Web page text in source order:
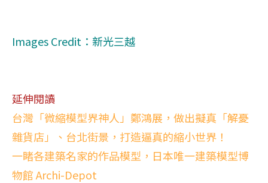
Images Credit：新光三越
延伸閱讀
台灣「微縮模型界神人」鄭鴻展，做出擬真「解憂
雜貨店」、台北街景，打造逼真的縮小世界！
一睹各建築名家的作品模型，日本唯一建築模型博
物館 Archi-Depot